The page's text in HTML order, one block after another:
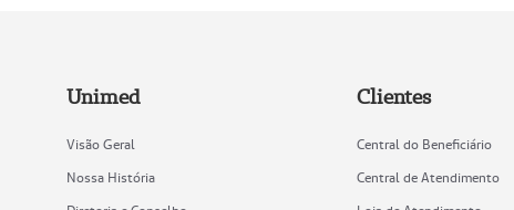
Unimed
Visão Geral
Nossa História
Clientes
Central do Beneficiário
Central de Atendimento